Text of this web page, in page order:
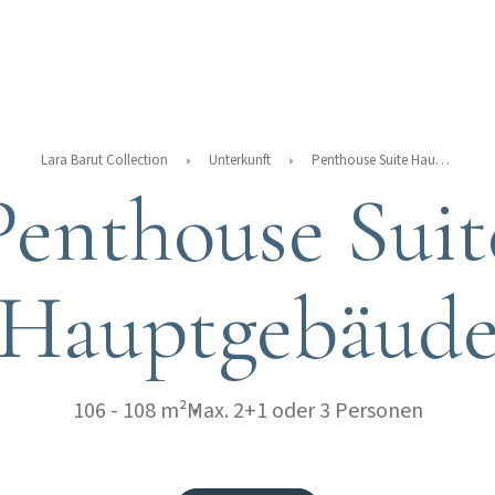
Lara Barut Collection Unterkunft Penthouse Suite Hauptgebäude
106 - 108 m²Max. 2+1 oder 3 Personen